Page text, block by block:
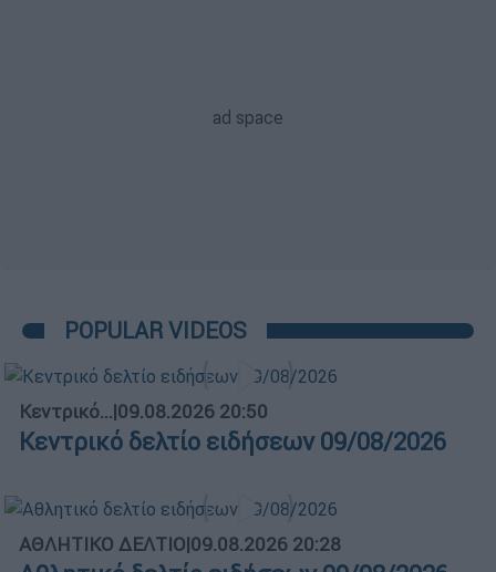
POPULAR VIDEOS
Κεντρικό...|09.08.2026 20:50
Κεντρικό δελτίο ειδήσεων 09/08/2026
ΑΘΛΗΤΙΚΟ ΔΕΛΤΙΟ|09.08.2026 20:28